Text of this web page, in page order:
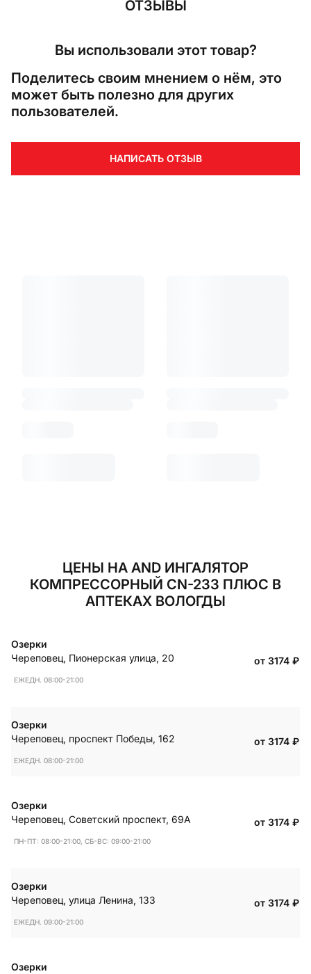
ОТЗЫВЫ
Вы использовали этот товар?
Поделитесь своим мнением о нём, это
может быть полезно для других
пользователей.
НАПИСАТЬ ОТЗЫВ
ЦЕНЫ НА AND ИНГАЛЯТОР
КОМПРЕССОРНЫЙ CN-233 ПЛЮС В
АПТЕКАХ ВОЛОГДЫ
Озерки
Череповец, Пионерская улица, 20
ЕЖЕДН. 08:00-21:00
от 3174₽
Озерки
Череповец, проспект Победы, 162
ЕЖЕДН. 08:00-21:00
от 3174₽
Озерки
Череповец, Советский проспект, 69А
ПН-ПТ: 08:00-21:00, СБ-ВС: 09:00-21:00
от 3174₽
Озерки
Череповец, улица Ленина, 133
ЕЖЕДН. 09:00-21:00
от 3174₽
Озерки